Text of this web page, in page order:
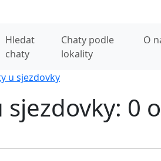
Hledat
chaty
Chaty podle
lokality
O
u sjezdovky
sjezdovky: 0